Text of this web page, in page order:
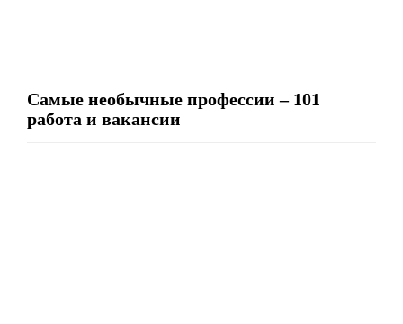
Самые необычные профессии – 101
работа и вакансии